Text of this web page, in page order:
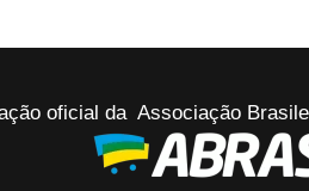
oficial da Associação